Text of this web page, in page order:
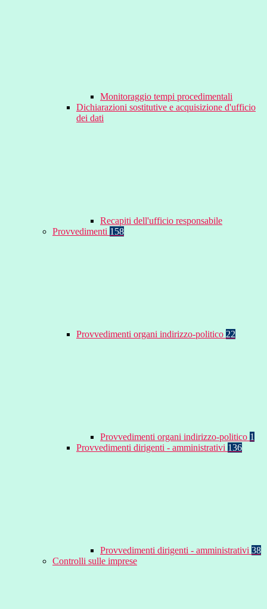
Monitoraggio tempi procedimentali
Dichiarazioni sostitutive e acquisizione d'ufficio
dei dati
Recapiti dell'ufficio responsabile
Provvedimenti 158
Provvedimenti organi indirizzo-politico 22
Provvedimenti organi indirizzo-politico 1
Provvedimenti dirigenti - amministrativi 136
Provvedimenti dirigenti - amministrativi 38
Controlli sulle imprese